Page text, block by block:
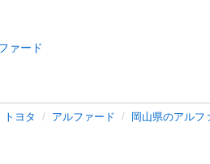
ァード
トヨタ アルファード 岡山県のアルフ